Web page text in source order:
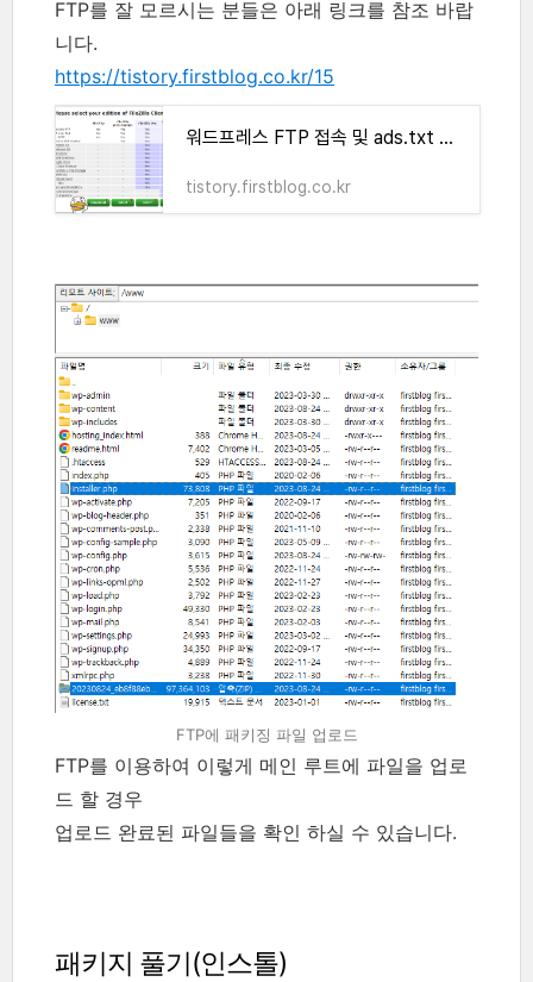
FTP를 잘 모르시는 분들은 아래 링크를 참조 바랍
니다.
https://tistory.firstblog.co.kr/15
워드프레스 FTP 접속 및 ads.txt 업로드 하기
tistory.firstblog.co.kr
FTP에 패키징 파일 업로드
FTP를 이용하여 이렇게 메인 루트에 파일을 업로
드 할 경우
업로드 완료된 파일들을 확인 하실 수 있습니다.
패키지 풀기(인스톨)